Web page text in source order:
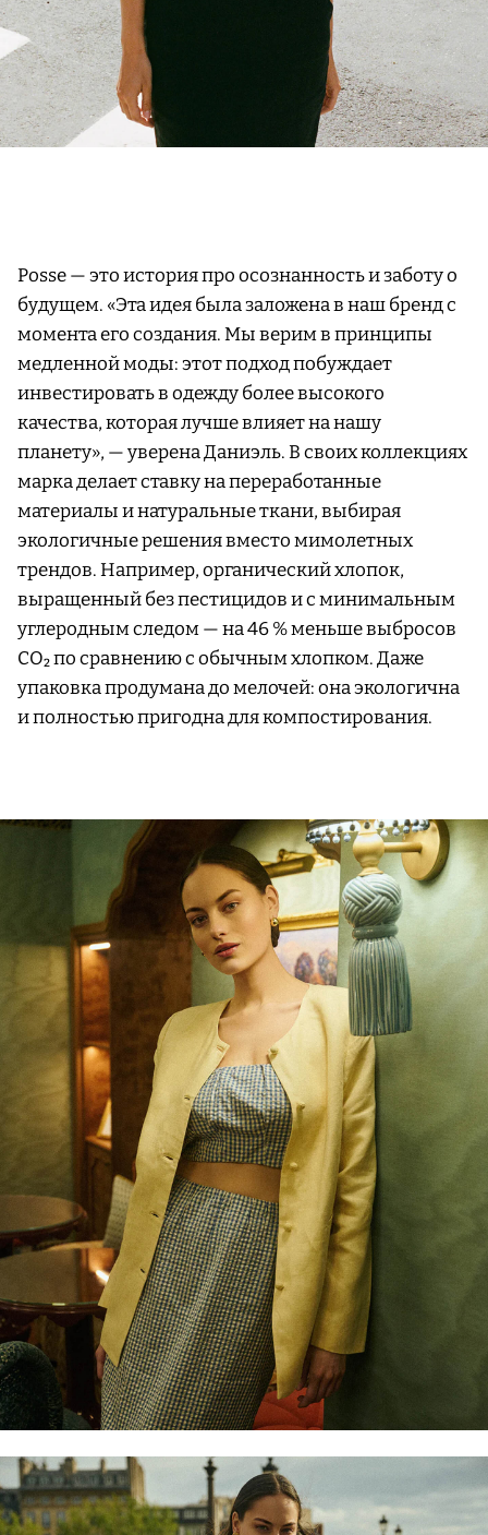
Posse — это история про осознанность и заботу о
будущем. «Эта идея была заложена в наш бренд с
момента его создания. Мы верим в принципы
медленной моды: этот подход побуждает
инвестировать в одежду более высокого
качества, которая лучше влияет на нашу
планету», — уверена Даниэль. В своих коллекциях
марка делает ставку на переработанные
материалы и натуральные ткани, выбирая
экологичные решения вместо мимолетных
трендов. Например, органический хлопок,
выращенный без пестицидов и с минимальным
углеродным следом — на 46 % меньше выбросов
CO₂ по сравнению с обычным хлопком. Даже
упаковка продумана до мелочей: она экологична
и полностью пригодна для компостирования.